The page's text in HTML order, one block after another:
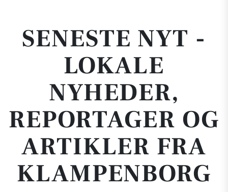
SENESTE NYT -
LOKALE
NYHEDER,
REPORTAGER OG
ARTIKLER FRA
KLAMPENBORG